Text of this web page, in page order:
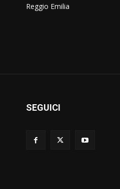
Reggio Emilia
SEGUICI